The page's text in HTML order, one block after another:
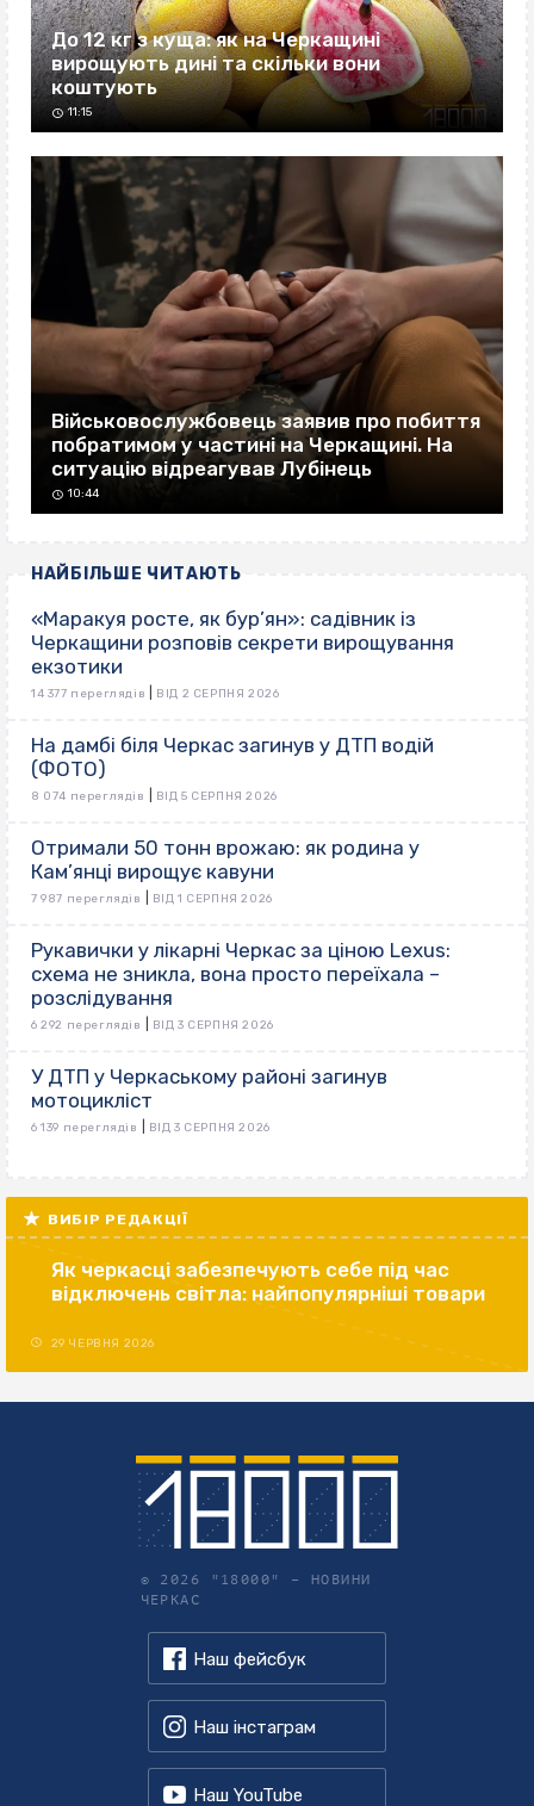
До 12 кг з куща: як на Черкащині
вирощують дині та скільки вони
коштують
11:15
Військовослужбовець заявив про побиття
побратимом у частині на Черкащині. На
ситуацію відреагував Лубінець
10:44
НАЙБІЛЬШЕ ЧИТАЮТЬ
«Маракуя росте, як бур’ян»: садівник із
Черкащини розповів секрети вирощування
екзотики
14 377 переглядів ВІД 2 СЕРПНЯ 2026
На дамбі біля Черкас загинув у ДТП водій
(ФОТО)
8 074 переглядів ВІД 5 СЕРПНЯ 2026
Отримали 50 тонн врожаю: як родина у
Кам’янці вирощує кавуни
7 987 переглядів ВІД 1 СЕРПНЯ 2026
Рукавички у лікарні Черкас за ціною Lexus:
схема не зникла, вона просто переїхала –
розслідування
6 292 переглядів ВІД 3 СЕРПНЯ 2026
У ДТП у Черкаському районі загинув
мотоцикліст
6 139 переглядів ВІД 3 СЕРПНЯ 2026
ВИБІР РЕДАКЦІЇ
Як черкасці забезпечують себе під час
відключень світла: найпопулярніші товари
29 ЧЕРВНЯ 2026
© 2026 "18000" – НОВИНИ
ЧЕРКАС
Наш фейсбук
Наш інстаграм
Наш YouTube